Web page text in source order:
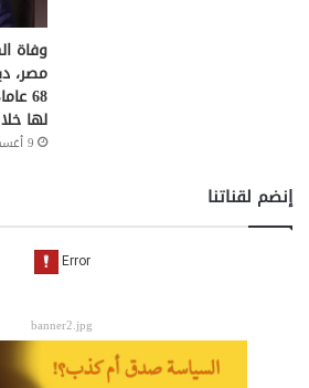
وفاة
مصر،
68
لها
9 أغسطس، 2026
إنضم لقناتنا
banner2.jpg